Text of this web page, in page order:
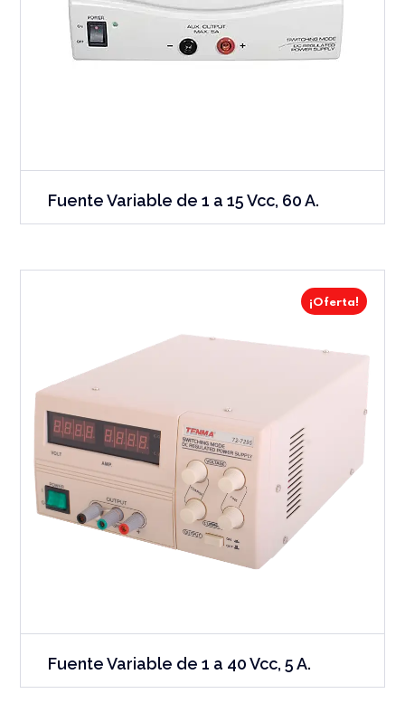
Fuente Variable de 1 a 15 Vcc, 60 A.
¡Oferta!
Fuente Variable de 1 a 40 Vcc, 5 A.